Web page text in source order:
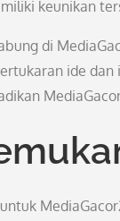
keunikan
di
ide